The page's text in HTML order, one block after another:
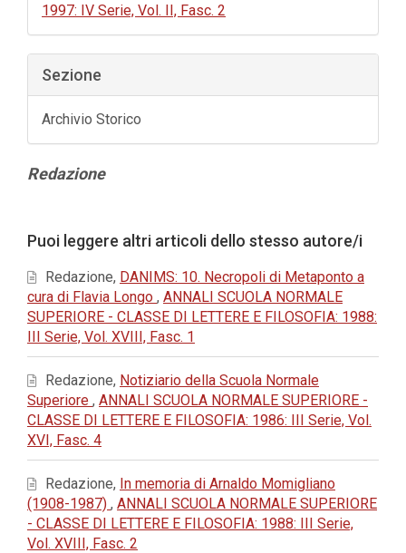
1997: IV Serie, Vol. II, Fasc. 2
Sezione
Archivio Storico
Contenuto
Redazione
dell'articolo
Puoi leggere altri articoli dello stesso autore/i
Redazione, DANIMS: 10. Necropoli di Metaponto a
cura di Flavia Longo , ANNALI SCUOLA NORMALE
SUPERIORE - CLASSE DI LETTERE E FILOSOFIA: 1988:
III Serie, Vol. XVIII, Fasc. 1
Redazione, Notiziario della Scuola Normale
Superiore , ANNALI SCUOLA NORMALE SUPERIORE -
CLASSE DI LETTERE E FILOSOFIA: 1986: III Serie, Vol.
XVI, Fasc. 4
Redazione, In memoria di Arnaldo Momigliano
(1908-1987) , ANNALI SCUOLA NORMALE SUPERIORE
- CLASSE DI LETTERE E FILOSOFIA: 1988: III Serie,
Vol. XVIII, Fasc. 2